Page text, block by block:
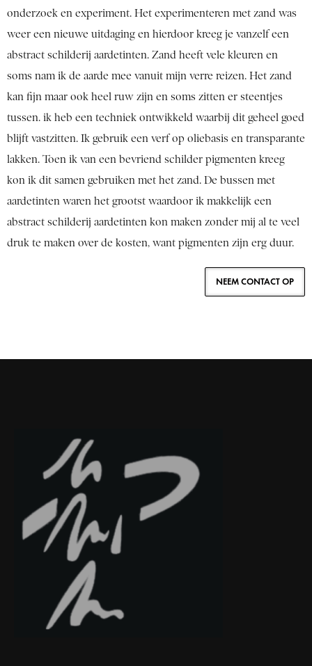
onderzoek en experiment. Het experimenteren met zand was
weer een nieuwe uitdaging en hierdoor kreeg je vanzelf een
abstract schilderij aardetinten. Zand heeft vele kleuren en
soms nam ik de aarde mee vanuit mijn verre reizen. Het zand
kan fijn maar ook heel ruw zijn en soms zitten er steentjes
tussen. ik heb een techniek ontwikkeld waarbij dit geheel goed
blijft vastzitten. Ik gebruik een verf op oliebasis en transparante
lakken. Toen ik van een bevriend schilder pigmenten kreeg
kon ik dit samen gebruiken met het zand. De bussen met
aardetinten waren het grootst waardoor ik makkelijk een
abstract schilderij aardetinten kon maken zonder mij al te veel
druk te maken over de kosten, want pigmenten zijn erg duur.
NEEM CONTACT OP